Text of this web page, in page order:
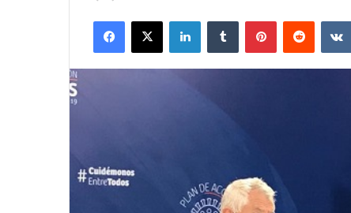
email
Facebook
X LinkedInTumblr PinterestReddit